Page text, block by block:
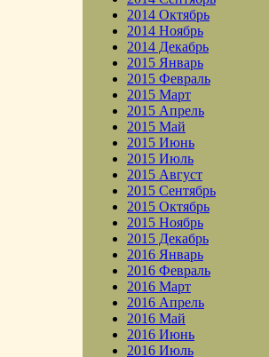
2014 Октябрь
2014 Ноябрь
2014 Декабрь
2015 Январь
2015 Февраль
2015 Март
2015 Апрель
2015 Май
2015 Июнь
2015 Июль
2015 Август
2015 Сентябрь
2015 Октябрь
2015 Ноябрь
2015 Декабрь
2016 Январь
2016 Февраль
2016 Март
2016 Апрель
2016 Май
2016 Июнь
2016 Июль